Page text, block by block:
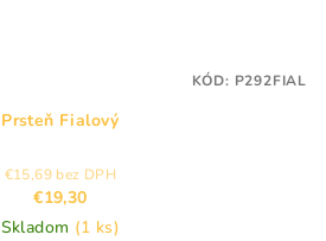
Prsteň Fialový
€15,69 bez DPH
€19,30
Skladom (1 ks)
KÓD: P292FIAL